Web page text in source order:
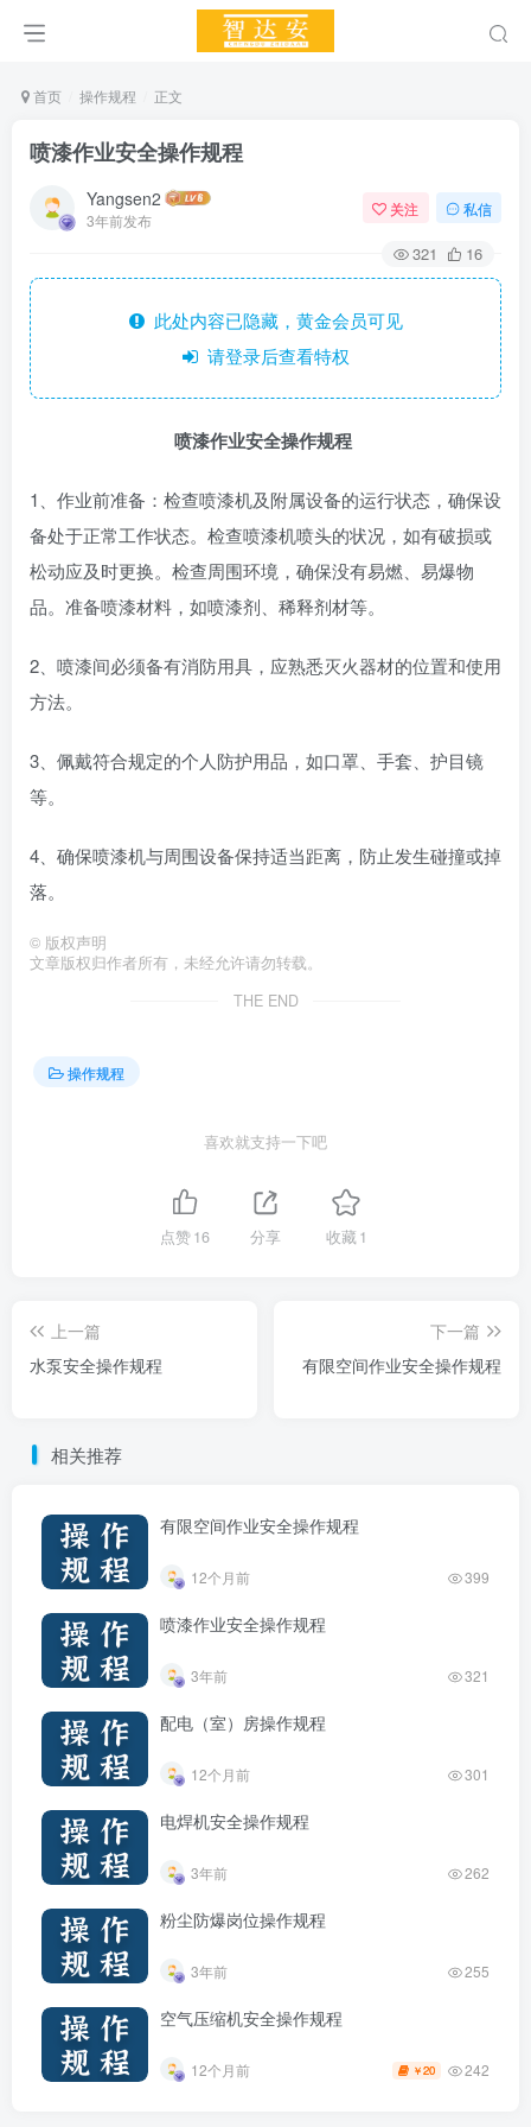
首页 操作规程 正文
喷漆作业安全操作规程
Yangsen2
3年前发布
关注 私信
321 16
此处内容已隐藏，黄金会员可见
请登录后查看特权
喷漆作业安全操作规程
1、作业前准备：检查喷漆机及附属设备的运行状态，确保设
备处于正常工作状态。检查喷漆机喷头的状况，如有破损或
松动应及时更换。检查周围环境，确保没有易燃、易爆物
品。准备喷漆材料，如喷漆剂、稀释剂材等。
2、喷漆间必须备有消防用具，应熟悉灭火器材的位置和使用
方法。
3、佩戴符合规定的个人防护用品，如口罩、手套、护目镜
等。
4、确保喷漆机与周围设备保持适当距离，防止发生碰撞或掉
落。
© 版权声明
文章版权归作者所有，未经允许请勿转载。
THE END
操作规程
喜欢就支持一下吧
点赞16 分享 收藏 1
上一篇
水泵安全操作规程
下一篇
有限空间作业安全操作规程
相关推荐
有限空间作业安全操作规程
12个月前 399
喷漆作业安全操作规程
3年前 321
配电（室）房操作规程
12个月前 301
电焊机安全操作规程
3年前 262
粉尘防爆岗位操作规程
3年前 255
空气压缩机安全操作规程
12个月前 ￥20 242